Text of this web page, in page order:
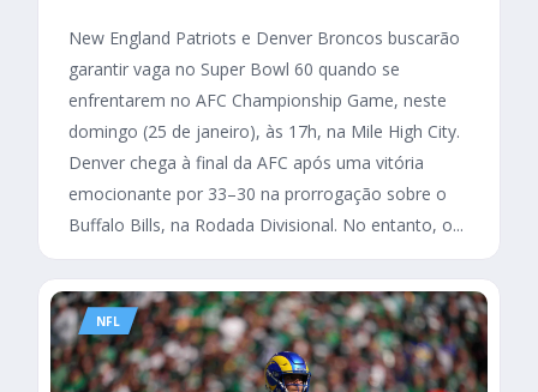
New England Patriots e Denver Broncos buscarão
garantir vaga no Super Bowl 60 quando se
enfrentarem no AFC Championship Game, neste
domingo (25 de janeiro), às 17h, na Mile High City.
Denver chega à final da AFC após uma vitória
emocionante por 33–30 na prorrogação sobre o
Buffalo Bills, na Rodada Divisional. No entanto, o...
NFL